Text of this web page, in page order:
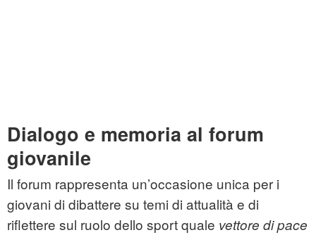
Dialogo e memoria al forum
giovanile
Il forum rappresenta un’occasione unica per i
giovani di dibattere su temi di attualità e di
riflettere sul ruolo dello sport quale vettore di pace